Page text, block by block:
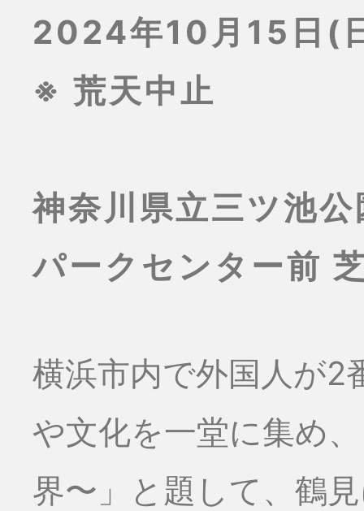
2024年10月15日
※ 荒天中止
神奈川県立三ツ池公
パークセンター前
横浜市内で外国人が2
や文化を一堂に集め
界〜」と題して、鶴